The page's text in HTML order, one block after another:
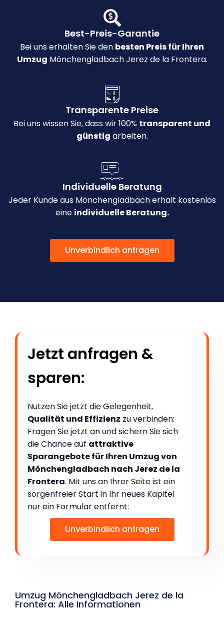
Best-Preis-Garantie
Bei uns erhalten Sie den besten Preis für Ihren
Umzug Mönchengladbach Jerez de la Frontera.
Transparente Preise
Bei uns wissen Sie, dass wir 100% transparent und
günstig arbeiten.
Individuelle Beratung
Jeder Kunde aus Mönchengladbach erhält kostenlos
eine individuelle Beratung.
Unverbindlich anfragen
Jetzt anfragen &
sparen:
Nutzen Sie jetzt die Gelegenheit,
Qualität und Effizienz zu verbinden:
Fragen Sie jetzt an und sichern Sie sich
die Chance auf attraktive
Sparangebote für Ihren Umzug von
Mönchengladbach nach Jerez de la
Frontera. Mit uns an Ihrer Seite ist ein
sorgenfreier Start in Ihr neues Kapitel
nur ein Formular entfernt:
Unverbindlich anfragen
Umzug Mönchengladbach Jerez de la
Frontera: Alle Informationen